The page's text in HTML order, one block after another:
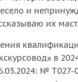
и
их
в
№ Т027-